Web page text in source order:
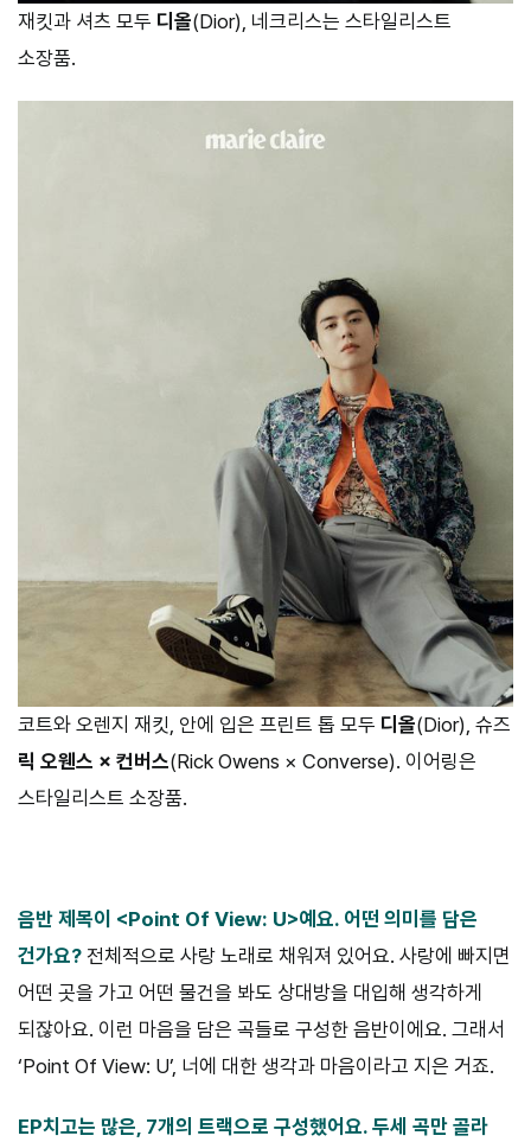
재킷과 셔츠 모두 디올(Dior), 네크리스는 스타일리스트
소장품.
코트와 오렌지 재킷, 안에 입은 프린트 톱 모두 디올(Dior), 슈즈
릭 오웬스 × 컨버스(Rick Owens × Converse). 이어링은
스타일리스트 소장품.
음반 제목이 <Point Of View: U>예요. 어떤 의미를 담은
건가요? 전체적으로 사랑 노래로 채워져 있어요. 사랑에 빠지면
어떤 곳을 가고 어떤 물건을 봐도 상대방을 대입해 생각하게
되잖아요. 이런 마음을 담은 곡들로 구성한 음반이에요. 그래서
‘Point Of View: U’, 너에 대한 생각과 마음이라고 지은 거죠.
EP치고는 많은, 7개의 트랙으로 구성했어요. 두세 곡만 골라